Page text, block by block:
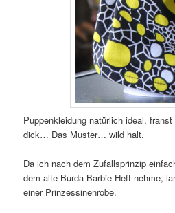
Puppenkleidung natürlich ideal,
dick… Das Muster… wild halt.
Da ich nach dem Zufallsprinzip
dem alte Burda Barbie-Heft nehme,
einer Prinzessinenrobe.